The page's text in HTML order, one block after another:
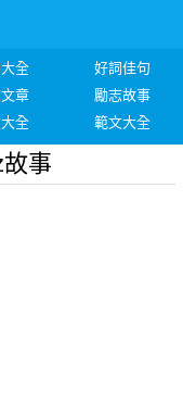
全
好詞佳句
章
勵志故事
全 範文大全
事